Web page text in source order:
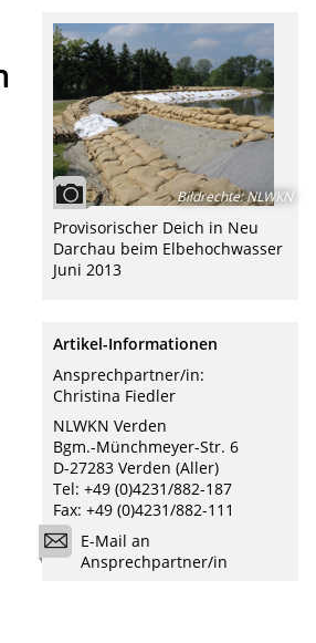
Bildrechte:NLWKN
Provisorischer Deich in Neu
Darchau beim Elbehochwasser
Juni 2013
Artikel-Informationen
Ansprechpartner/in:
Christina Fiedler
NLWKN Verden
Bgm.-Münchmeyer-Str. 6
D-27283 Verden (Aller)
Tel: +49 (0)4231/882-187
Fax: +49 (0)4231/882-111
E-Mail an
Ansprechpartner/in